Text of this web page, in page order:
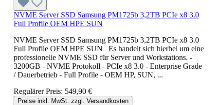
NVME Server SSD Samsung PM1725b 3,2TB PCIe x8 3.0
Full Profile OEM HPE SUN
NVME Server SSD Samsung PM1725b 3,2TB PCIe x8 3.0
Full Profile OEM HPE SUN Es handelt sich hierbei um eine
professionelle NVME SSD für Server und Workstations. -
3200GB - NVME Protokoll - PCIe x8 3.0 - Enterprise Grade
/ Dauerbetrieb - Full Profile - OEM HP, SUN, ...
Regulärer Preis: 549,90 €
Preise inkl. MwSt. zzgl. Versandkosten